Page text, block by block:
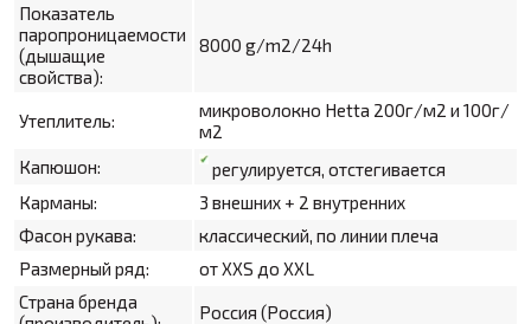
Показатель
паропроницаемости
(дышащие
свойства):
8000g/m2/24h
Утеплитель:
микроволокно Hetta 200г/м2 и 100г/
м2
Капюшон:
регулируется, отстегивается
Карманы:
3 внешних + 2 внутренних
Фасон рукава:
классический, по линии плеча
Размерный ряд:
от XXS до XXL
Страна бренда
Россия (Россия)